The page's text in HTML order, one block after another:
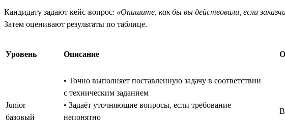
Кандидату задают кейс-вопрос: «Опишите, как бы вы действовали, если
Затем оценивают результаты по таблице.
Уровень Описание
Junior —
базовый
• Точно выполняет поставленную задачу в соответствии
с техническим заданием
• Задаёт уточняющие вопросы, если требование
непонятно